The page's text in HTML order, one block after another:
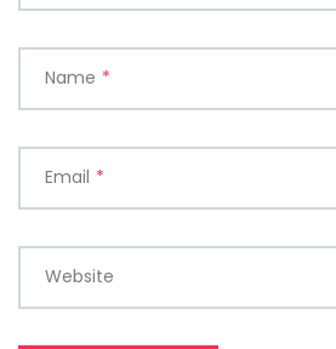
Name *
Email *
Website